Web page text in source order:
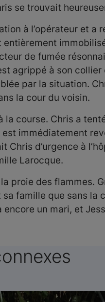
se trouvait
à l’opérateur et a
entièrement
de fumée
agrippé à son
par la situation.
la cour du voisin.
la course. Chris a
immédiatement
Chris d’urgence à
Larocque.
proie des flammes.
famille que sans la
encore un mari, et